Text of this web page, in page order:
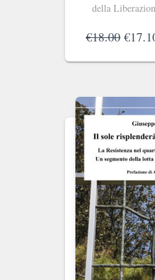
della
€18.00 Il
€